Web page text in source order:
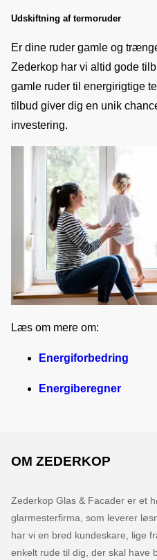
Udskiftning af termoruder
Er dine ruder gamle og
Zederkop har vi altid gode
gamle ruder til energirigtige
tilbud giver dig en unik
investering.
Læs om mere om:
Energiforbedring
Energiberegner
OM ZEDERKOP
Zederkop Glas & Facader er et
glarmesterfirma, som leverer
har vi en bred kundeskare, lige
enkelt rude til dig, der skal have